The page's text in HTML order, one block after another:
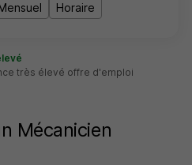
Horaire
très élevé offre d'emploi
Mécanicien